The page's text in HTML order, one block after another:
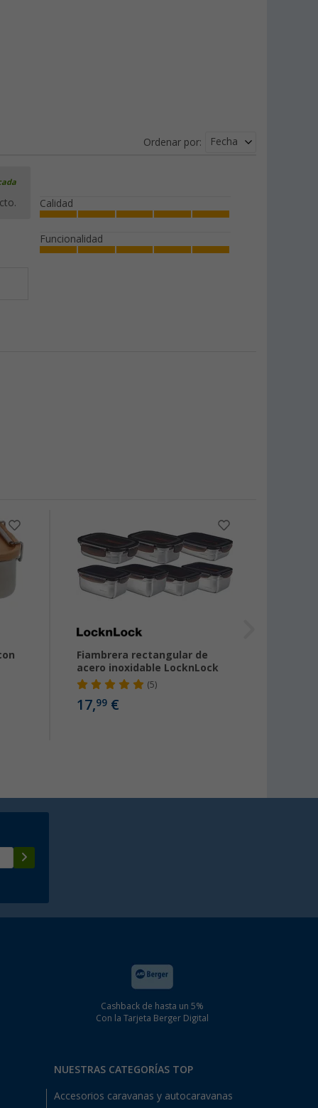
Ordenar por: Fecha
Calidad
Funcionalidad
Fiambrera rectangular de
acero inoxidable LocknLock
(5)
17,99€
Cashback de hasta un 5%
Con la Tarjeta Berger Digital
NUESTRAS CATEGORÍAS TOP
Accesorios caravanas y autocaravanas